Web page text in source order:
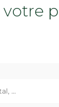
votre